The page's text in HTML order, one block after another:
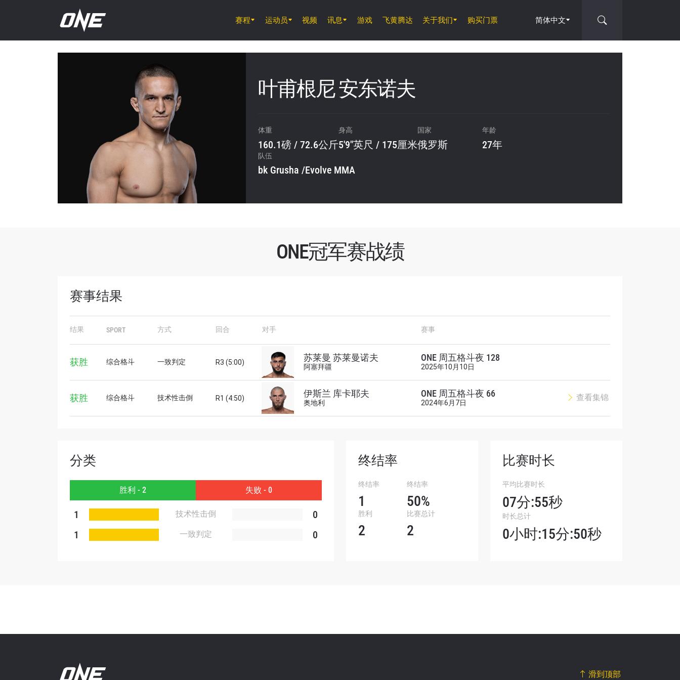
赛程
ONE 周五格斗夜 166
运动员 视频 讯息 游戏 飞黄腾达 关于我们 购买门票 简体中文
叶甫根尼 安东诺夫
体重
160.1磅 / 72.6公斤
身高
5'9"英尺 / 175厘米
国家
俄罗斯
年龄
27年
队伍
bk Grusha /Evolve MMA
ONE冠军赛战绩
赛事结果
结果 SPORT 方式 回合 对手 赛事
获胜 综合格斗 一致判定 R3 (5:00) 苏莱曼 苏莱曼诺夫
阿塞拜疆
ONE 周五格斗夜 128
2025年10月10日
获胜 综合格斗 技术性击倒 R1 (4:50) 伊斯兰 库卡耶夫
奥地利
ONE 周五格斗夜 66
2024年6月7日
查看集锦
分类
胜利 - 2 失败 - 0
1 技术性击倒
0
1
一致判定 0
终结率
终结率
1
终结率
50%
胜利
2
比赛总计
2
比赛时长
平均比赛时长
07分:55秒
时长总计
0小时:15分:50秒
滑到顶部
对手
赛事
浏览了解更多
在任何地域观看ONE冠军赛，现在注册获得权限了解最新资讯、解锁特别
福利以及优先机遇获得直播场次的最佳座位！
邮箱
提交此表格签署弹出免责声明，即表示您同意我们的隐私政策，我们将收
集、使用和披露您的信息。您可以随时取消订阅这些信息。